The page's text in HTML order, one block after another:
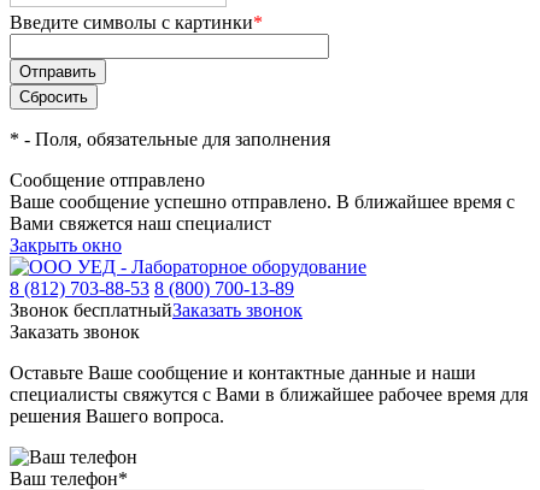
Введите символы с картинки*
* - Поля, обязательные для заполнения
Сообщение отправлено
Ваше сообщение успешно отправлено. В ближайшее время с
Вами свяжется наш специалист
Закрыть окно
8 (812) 703-88-53 8 (800) 700-13-89
Звонок бесплатныйЗаказать звонок
Заказать звонок
Оставьте Ваше сообщение и контактные данные и наши
специалисты свяжутся с Вами в ближайшее рабочее время для
решения Вашего вопроса.
Ваш телефон*